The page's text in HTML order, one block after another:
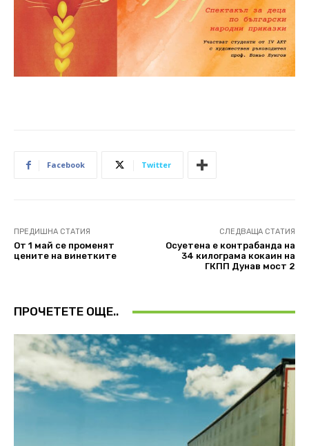
Facebook Twitter
ПРЕДИШНА СТАТИЯ
От 1 май се променят
цените на винетките
СЛЕДВАЩА СТАТИЯ
Осуетена е контрабанда на
34 килограма кокаин на
ГКПП Дунав мост 2
ПРОЧЕТЕТЕ ОЩЕ..